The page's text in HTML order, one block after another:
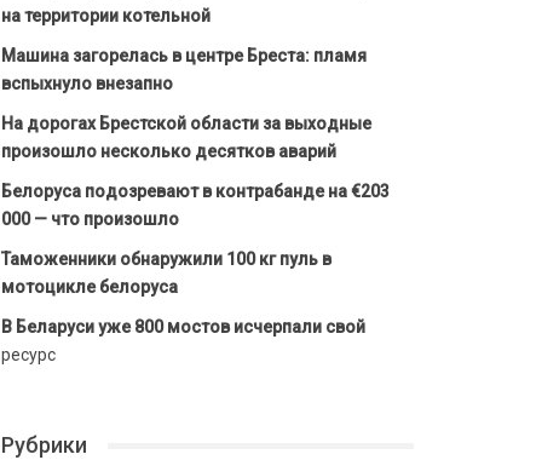
на территории котельной
Машина загорелась в центре Бреста: пламя
вспыхнуло внезапно
На дорогах Брестской области за выходные
произошло несколько десятков аварий
Белоруса подозревают в контрабанде на €203
000 — что произошло
Таможенники обнаружили 100 кг пуль в
мотоцикле белоруса
В Беларуси уже 800 мостов исчерпали свой
ресурс
Рубрики